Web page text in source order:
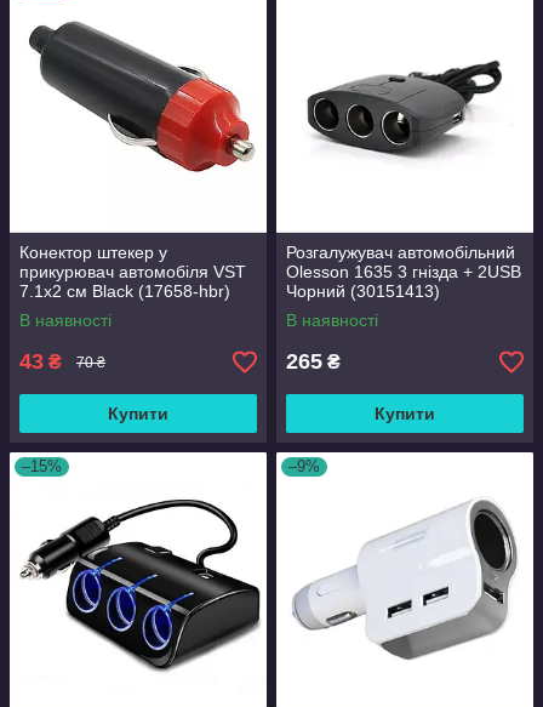
Конектор штекер у
прикурювач автомобіля VST
7.1х2 см Black (17658-hbr)
В наявності
43 ₴ 70 ₴
Купити
Розгалужувач автомобільний
Olesson 1635 3 гнізда + 2USB
Чорний (30151413)
В наявності
265 ₴
Купити
–15% –9%